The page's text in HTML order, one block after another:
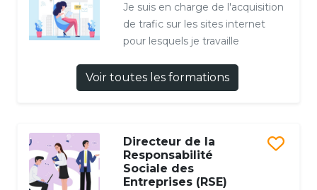
Je suis en charge de l'acquisition
de trafic sur les sites internet
pour lesquels je travaille
Voir toutes les formations
Directeur de la
Responsabilité
Sociale des
Entreprises (RSE)